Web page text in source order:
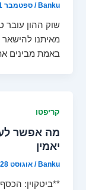
Banku
/ספטמבר 11, 2025
שוק ההון עובר
מאיתנו
באמת מבינים
קריפטו
מה אפשר
יאמין
Banku
/אוגוסט 28, 2025
**ביטקוין: